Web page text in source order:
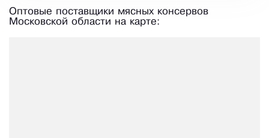
Оптовые поставщики мясных консервов
Московской области на карте: